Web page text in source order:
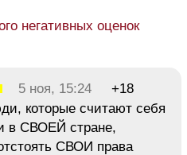
негативных оценок
5 ноя, 15:24
+18
которые считают себя
в СВОЕЙ стране,
СВОИ права